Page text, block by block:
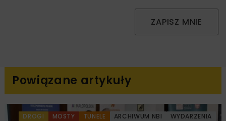
ZAPISZ MNIE
Powiązane artykuły
DROGI MOSTY TUNELE ARCHIWUM NBI WYDARZENIA